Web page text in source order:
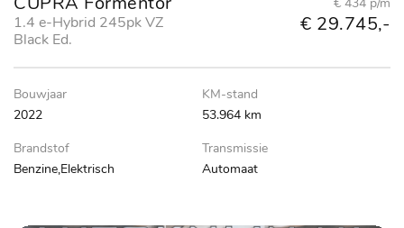
1.4 e-Hybrid 245pk VZ
Black Ed.
€ 29.745,-
Bouwjaar
2022
KM-stand
53.964 km
Brandstof
Benzine,Elektrisch
Transmissie
Automaat